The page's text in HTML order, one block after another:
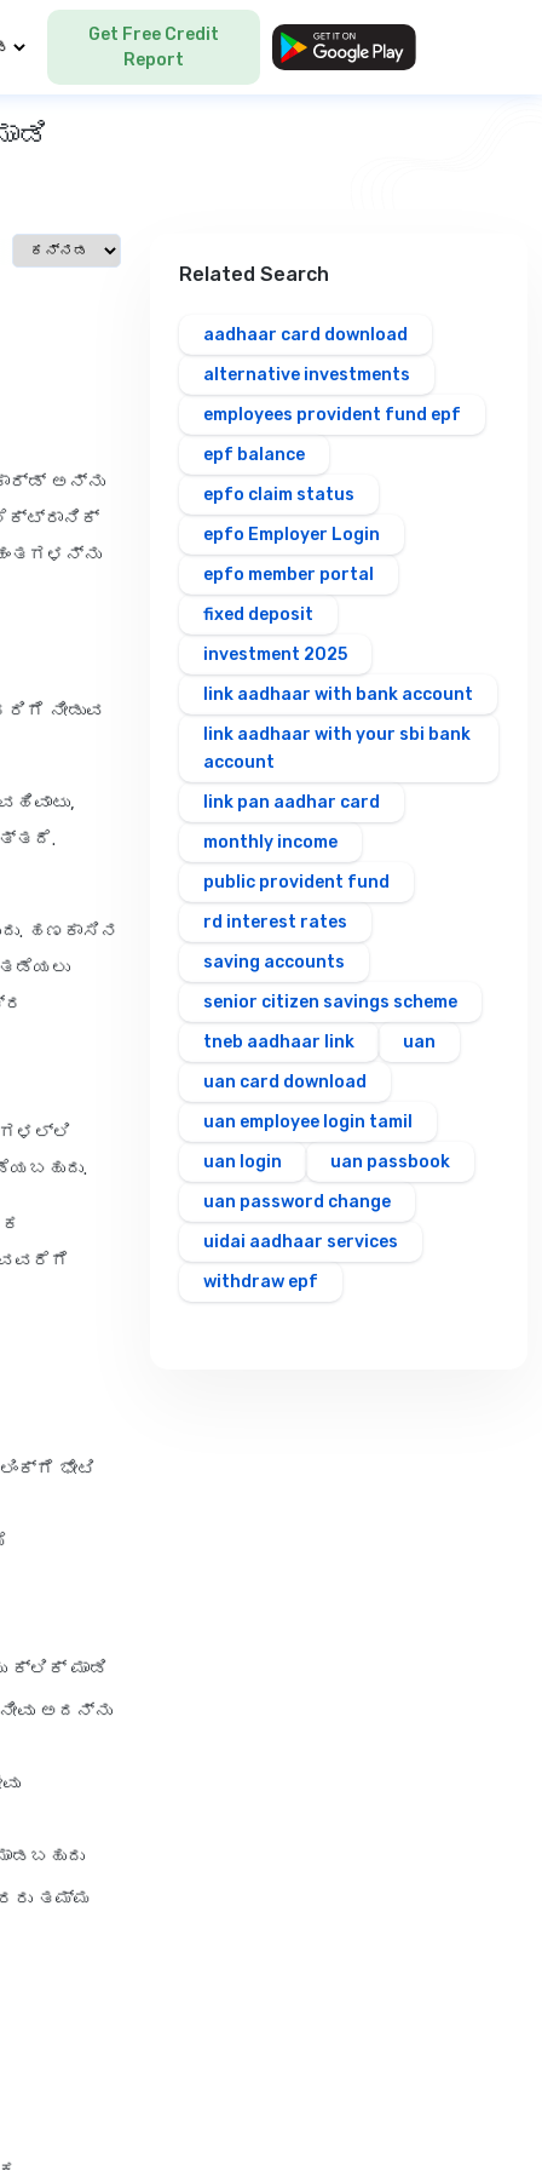
Get Free Credit
Report
Select language
ಅನ್ನು
ನೀಡುವ
ಹಣಕಾಸಿನ
ಲಿಂಕ್‌ಗೆ ಭೇಟಿ
ಕ್ಲಿಕ್ ಮಾಡಿ
ಅದನ್ನು
ತಮ್ಮ
Related Search
aadhaar card download
alternative investments
employees provident fund epf
epf balance
epfo claim status
epfo Employer Login
epfo member portal
fixed deposit
investment 2025
link aadhaar with bank account
link aadhaar with your sbi bank
account
link pan aadhar card
monthly income
public provident fund
rd interest rates
saving accounts
senior citizen savings scheme
tneb aadhaar link
uan
uan card download
uan employee login tamil
uan login
uan passbook
uan password change
uidai aadhaar services
withdraw epf